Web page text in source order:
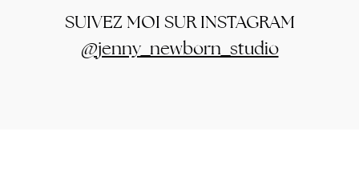
SUIVEZ MOI SUR INSTAGRAM
@jenny_newborn_studio